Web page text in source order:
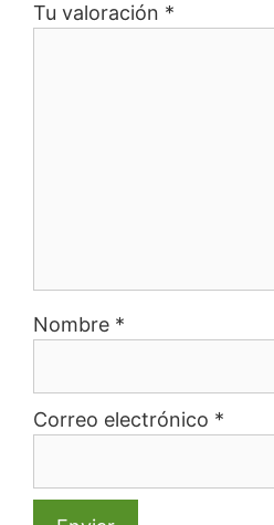
Tu valoración *
Nombre *
Correo electrónico *